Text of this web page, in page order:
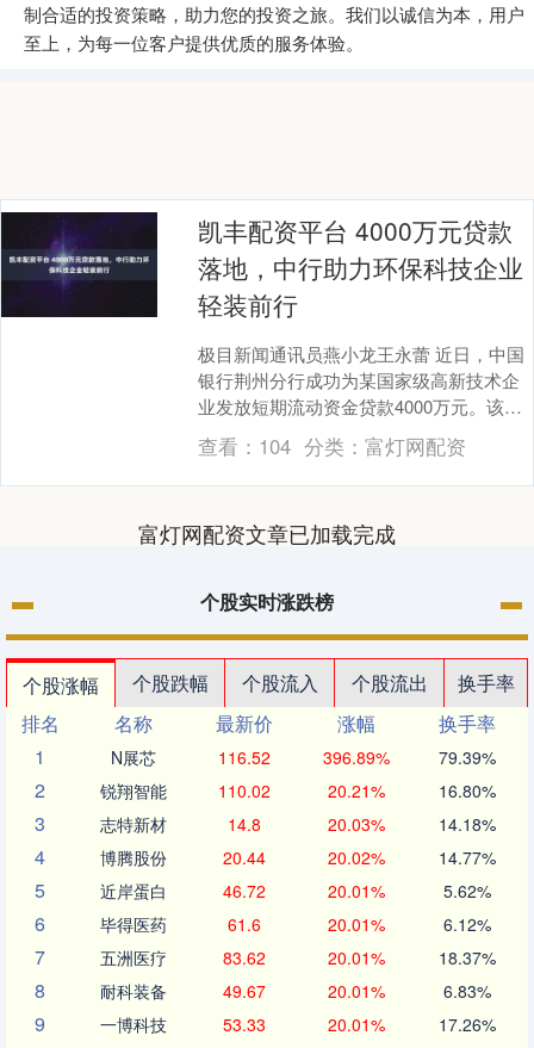
制合适的投资策略，助力您的投资之旅。我们以诚信为本，用户
至上，为每一位客户提供优质的服务体验。
凯丰配资平台 4000万元贷款
落地，中行助力环保科技企业
轻装前行
极目新闻通讯员燕小龙王永蕾 近日，中国
银行荆州分行成功为某国家级高新技术企
业发放短期流动资金贷款4000万元。该笔
贷款采用纯信用担保方式，高效便捷地满
足了企业日....
查看： 104 分类： 富灯网配资
富灯网配资文章已加载完成
个股实时涨跌榜
个股涨幅 个股跌幅 个股流入 个股流出
换手率
排名
名称 最新价 涨幅
换手率
1
N展芯 116.52 396.89% 79.39%
2 锐翔智能 110.02 20.21% 16.80%
3 志特新材 14.8 20.03% 14.18%
4 博腾股份 20.44 20.02% 14.77%
5 近岸蛋白 46.72 20.01% 5.62%
6 毕得医药 61.6 20.01% 6.12%
7 五洲医疗 83.62 20.01% 18.37%
8 耐科装备 49.67 20.01% 6.83%
9 一博科技 53.33 20.01% 17.26%